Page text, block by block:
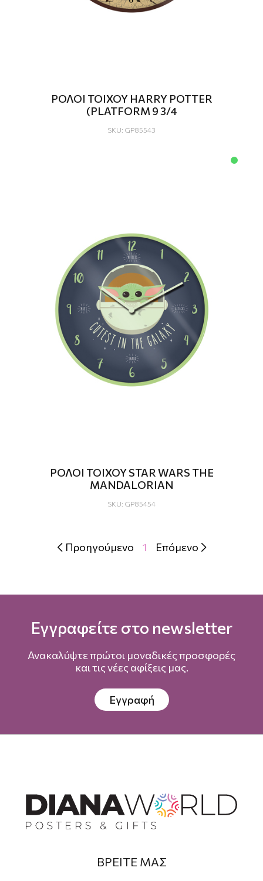
ΡΟΛΟΙ ΤΟΙΧΟΥ HARRY POTTER
(PLATFORM 9 3/4
SKU: GP85543
ΡΟΛΟΙ ΤΟΙΧΟΥ STAR WARS THE
MANDALORIAN
SKU: GP85454
 Προηγούμενο 1 Επόμενο 
Εγγραφείτε στο newsletter
Ανακαλύψτε πρώτοι μοναδικές προσφορές
και τις νέες αφίξεις μας.
Εγγραφή
ΒΡΕΙΤΕ ΜΑΣ